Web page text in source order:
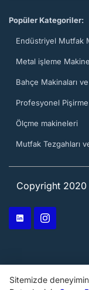
Popüler Kategoriler:
Endüstriyel Mutfak
Metal işleme
Bahçe Makinaları
Profesyonel Pişirme
Ölçme makineleri
Mutfak Tezgahları
Copyright 2020
Sitemizde